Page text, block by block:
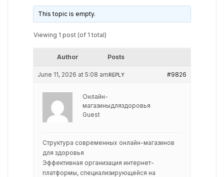
This topic is empty.
Viewing 1 post (of 1 total)
Author Posts
June 11, 2026 at 5:08 am #9826
REPLY
Онлайн-
магазиныдляздоровья
Guest
Структура современных онлайн-магазинов
для здоровья
Эффективная организация интернет-
платформы, специализирующейся на